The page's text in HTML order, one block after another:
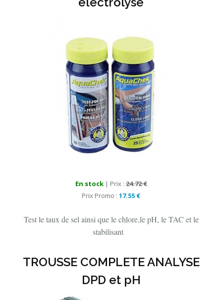
En stock| Prix :24.72 €
Prix Promo : 17.55 €
Test le taux de sel ainsi que le chlore,le pH, le TAC et le
stabilisant
TROUSSE COMPLETE ANALYSE
DPD et pH